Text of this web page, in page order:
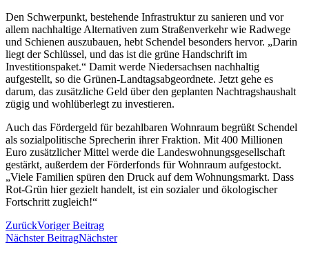
Den Schwerpunkt, bestehende Infrastruktur zu sanieren und vor
allem nachhaltige Alternativen zum Straßenverkehr wie Radwege
und Schienen auszubauen, hebt Schendel besonders hervor. „Darin
liegt der Schlüssel, und das ist die grüne Handschrift im
Investitionspaket.“ Damit werde Niedersachsen nachhaltig
aufgestellt, so die Grünen-Landtagsabgeordnete. Jetzt gehe es
darum, das zusätzliche Geld über den geplanten Nachtragshaushalt
zügig und wohlüberlegt zu investieren.
Auch das Fördergeld für bezahlbaren Wohnraum begrüßt Schendel
als sozialpolitische Sprecherin ihrer Fraktion. Mit 400 Millionen
Euro zusätzlicher Mittel werde die Landeswohnungsgesellschaft
gestärkt, außerdem der Förderfonds für Wohnraum aufgestockt.
„Viele Familien spüren den Druck auf dem Wohnungsmarkt. Dass
Rot-Grün hier gezielt handelt, ist ein sozialer und ökologischer
Fortschritt zugleich!“
ZurückVoriger Beitrag
Nächster BeitragNächster